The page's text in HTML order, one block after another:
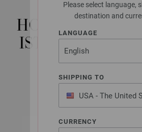
Please select language,
destination and
LANGUAGE
SHIPPING TO
USA - The United
of America
CURRENCY
LANA GROSSA
HOME NO. 74 -
ISTRUZIONI IN
All Seasons 2021